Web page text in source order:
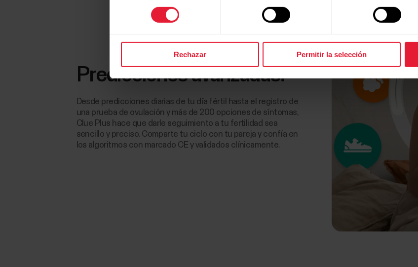
consentimiento
Rechazar Permitir la selección
Predicciones avanzadas.
Desde predicciones diarias de tu día fértil hasta el registro de
una prueba de ovulación y más de 200 opciones de síntomas,
Clue Plus hace que darle seguimiento a tu fertilidad sea
sencillo y preciso. Comparte tu ciclo con tu pareja y confía en
los algoritmos con marcado CE y validados clínicamente.